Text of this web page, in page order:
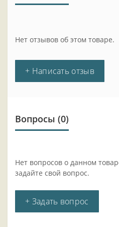
Нет отзывов об этом товаре.
+ Написать отзыв
Вопросы (0)
Нет вопросов о данном
задайте свой вопрос.
+ Задать вопрос